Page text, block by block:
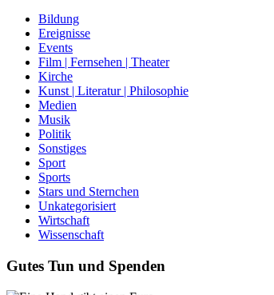
Bildung
Ereignisse
Events
Film | Fernsehen | Theater
Kirche
Kunst | Literatur | Philosophie
Medien
Musik
Politik
Sonstiges
Sport
Sports
Stars und Sternchen
Unkategorisiert
Wirtschaft
Wissenschaft
Gutes Tun und Spenden